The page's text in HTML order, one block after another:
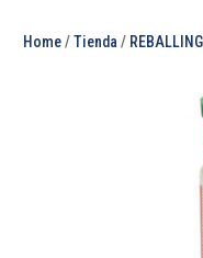
Home/Tienda / REBALLING